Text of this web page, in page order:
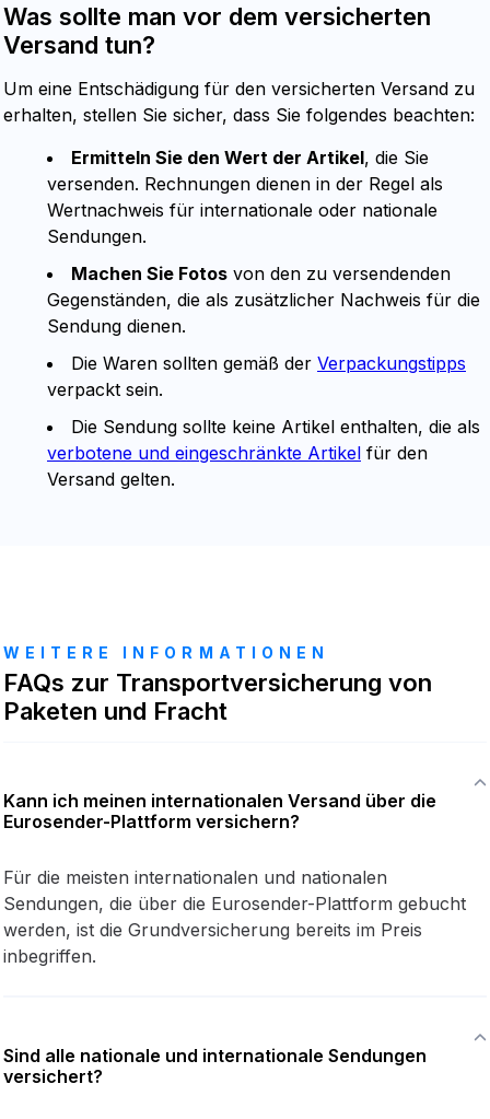
Was sollte man vor dem versicherten
Versand tun?
Um eine Entschädigung für den versicherten Versand zu
erhalten, stellen Sie sicher, dass Sie folgendes beachten:
Ermitteln Sie den Wert der Artikel, die Sie
versenden. Rechnungen dienen in der Regel als
Wertnachweis für internationale oder nationale
Sendungen.
Machen Sie Fotos von den zu versendenden
Gegenständen, die als zusätzlicher Nachweis für die
Sendung dienen.
Die Waren sollten gemäß der Verpackungstipps
verpackt sein.
Die Sendung sollte keine Artikel enthalten, die als
verbotene und eingeschränkte Artikel für den
Versand gelten.
WEITERE INFORMATIONEN
FAQs zur Transportversicherung von
Paketen und Fracht
Kann ich meinen internationalen Versand über die
Eurosender-Plattform versichern?
Für die meisten internationalen und nationalen
Sendungen, die über die Eurosender-Plattform gebucht
werden, ist die Grundversicherung bereits im Preis
inbegriffen.
Sind alle nationale und internationale Sendungen
versichert?